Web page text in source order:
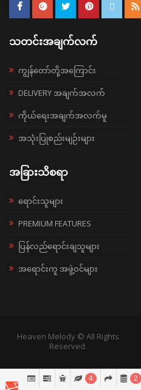
သတင်းအချက်လက်
ကျွန်တော်တို့အကြောင်း
DELIVERY အချက်အလက်
ကိုယ်ရေးအချက်အလက်မူ
အသုံးပြုစည်းမျဉ်းများ
အခြားသိစရာ
ရောင်းသူများ
PREMIUM FEATURES
ပြန်လည်ရောင်းချသူများ
အရောင်းကူ အဖွဲ့ဝင်များ
Heaven Melody © All Rights
Reserved.
4 2